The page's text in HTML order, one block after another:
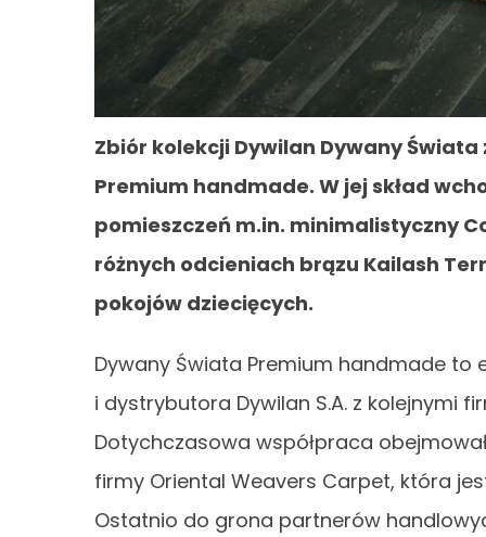
Zbiór kolekcji Dywilan Dywany
Premium handmade. W jej skład
pomieszczeń m.in. minimalistyczny
różnych odcieniach brązu Kailash
pokojów dziecięcych.
Dywany Świata Premium handmade
i dystrybutora Dywilan S.A. z kolejnymi
Dotychczasowa współpraca
firmy Oriental Weavers Carpet, która
Ostatnio do grona partnerów